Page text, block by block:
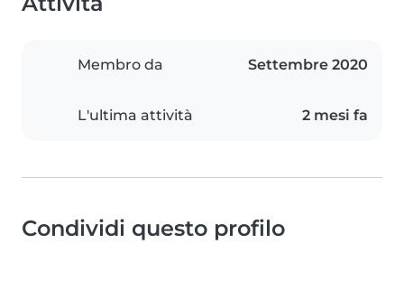
Membro da Settembre 2020
L'ultima attività 2 mesi fa
Condividi questo profilo